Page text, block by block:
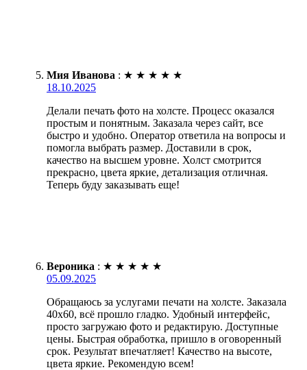
Мия Иванова : ★ ★ ★ ★ ★
18.10.2025
Делали печать фото на холсте. Процесс оказался
простым и понятным. Заказала через сайт, все
быстро и удобно. Оператор ответила на вопросы и
помогла выбрать размер. Доставили в срок,
качество на высшем уровне. Холст смотрится
прекрасно, цвета яркие, детализация отличная.
Теперь буду заказывать еще!
Вероника : ★ ★ ★ ★ ★
05.09.2025
Обращаюсь за услугами печати на холсте. Заказала
40х60, всё прошло гладко. Удобный интерфейс,
просто загружаю фото и редактирую. Доступные
цены. Быстрая обработка, пришло в оговоренный
срок. Результат впечатляет! Качество на высоте,
цвета яркие. Рекомендую всем!